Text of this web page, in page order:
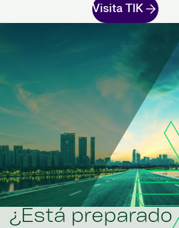
Visita TIK
¿Está preparado